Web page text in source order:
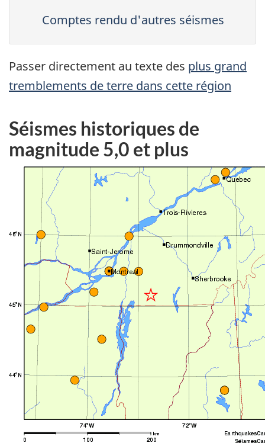
Comptes rendu d'autres séismes
Passer directement au texte des plus grand
tremblements de terre dans cette région
Séismes historiques de
magnitude 5,0 et plus